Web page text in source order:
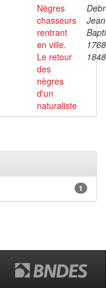
Nègres
chasseurs
rentrant
en ville.
Le retour
des
nègres
d'un
naturaliste
Jean
1848
1